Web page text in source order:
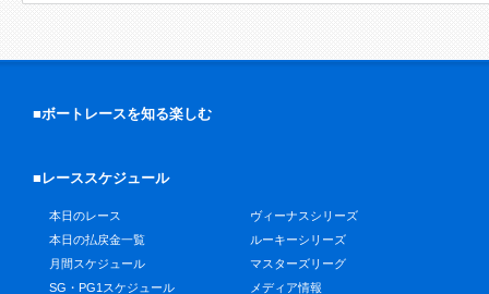
■ボートレースを知る楽しむ
■レーススケジュール
本日のレース
本日の払戻金一覧
月間スケジュール
SG・PG1スケジュール
ヴィーナスシリーズ
ルーキーシリーズ
マスターズリーグ
メディア情報